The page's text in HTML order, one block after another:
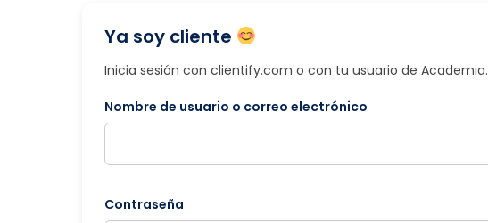
Ya soy cliente
Inicia sesión con clientify.com o con tu usuario de Academia.
Nombre de usuario o correo electrónico
Contraseña